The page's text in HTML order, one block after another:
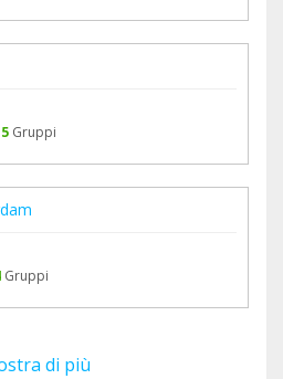
Gruppi
Gruppi
di più